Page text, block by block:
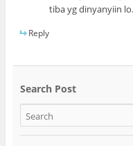
tiba yg dinyanyiin
Reply
Search Post